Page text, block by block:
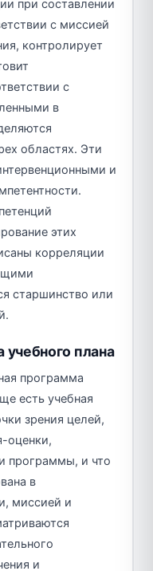
при составлении
с миссией
контролирует
с
в
областях. Эти
и
этих
корреляции
старшинство или
учебного плана
программа
есть учебная
зрения целей,
оценки,
программы, и что
в
миссией и
и